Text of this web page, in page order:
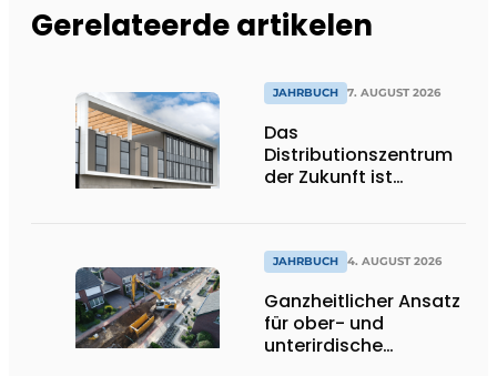
Gerelateerde artikelen
JAHRBUCH 7. AUGUST 2026
Das
Distributionszentrum
der Zukunft ist
ins Innere strömen
JAHRBUCH 4. AUGUST 2026
Ganzheitlicher Ansatz
für ober- und
unterirdische